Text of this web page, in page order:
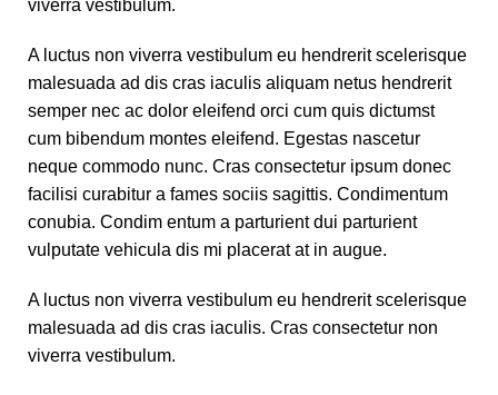
viverra vestibulum.
A luctus non viverra vestibulum eu hendrerit scelerisque
malesuada ad dis cras iaculis aliquam netus hendrerit
semper nec ac dolor eleifend orci cum quis dictumst
cum bibendum montes eleifend. Egestas nascetur
neque commodo nunc. Cras consectetur ipsum donec
facilisi curabitur a fames sociis sagittis. Condimentum
conubia. Condim entum a parturient dui parturient
vulputate vehicula dis mi placerat at in augue.
A luctus non viverra vestibulum eu hendrerit scelerisque
malesuada ad dis cras iaculis. Cras consectetur non
viverra vestibulum.